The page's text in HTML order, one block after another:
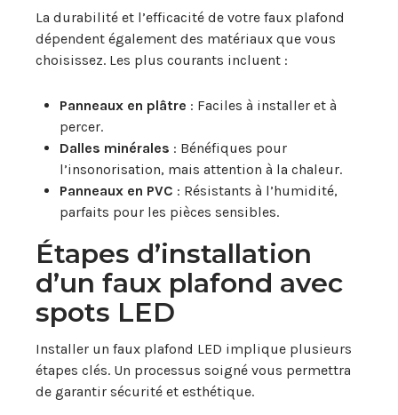
La durabilité et l’efficacité de votre faux plafond
dépendent également des matériaux que vous
choisissez. Les plus courants incluent :
Panneaux en plâtre : Faciles à installer et à
percer.
Dalles minérales : Bénéfiques pour
l’insonorisation, mais attention à la chaleur.
Panneaux en PVC : Résistants à l’humidité,
parfaits pour les pièces sensibles.
Étapes d’installation
d’un faux plafond avec
spots LED
Installer un faux plafond LED implique plusieurs
étapes clés. Un processus soigné vous permettra
de garantir sécurité et esthétique.